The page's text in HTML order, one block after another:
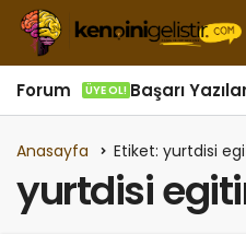
Forum ÜYE OL! Başarı
Anasayfa Etiket: yurtdisi
yurtdisi